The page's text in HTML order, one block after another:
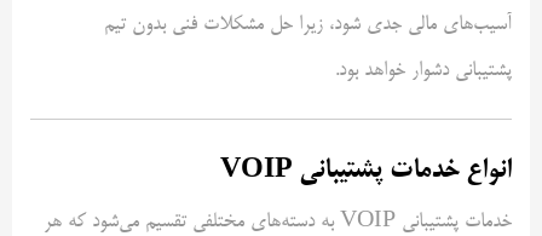
آسیب‌های مالی جدی شود، زیرا حل مشکلات فنی بدون تیم
پشتیبانی دشوار خواهد بود.
انواع خدمات پشتیبانی VOIP
خدمات پشتیبانی VOIP به دسته‌های مختلفی تقسیم می‌شود که هر